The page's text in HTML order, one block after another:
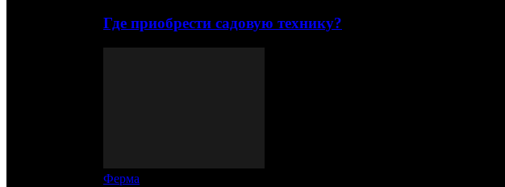
Где приобрести садовую технику?
Ферма